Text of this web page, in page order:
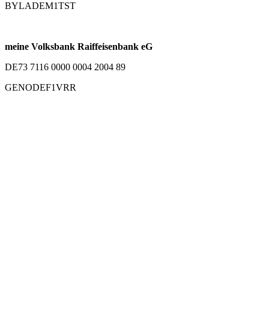
BYLADEM1TST
meine Volksbank Raiffeisenbank eG
DE73 7116 0000 0004 2004 89
GENODEF1VRR